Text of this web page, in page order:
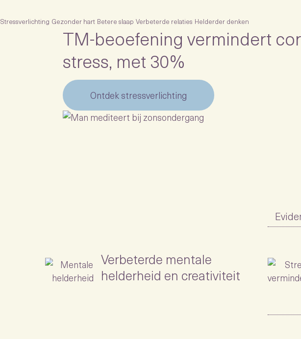
Stressverlichting Gezonder hart Betere slaap Verbeterde relaties Helderder denken
TM-beoefening vermindert
stress, met 30%
Ontdek stressverlichting
Verbeterde mentale
helderheid en creativiteit